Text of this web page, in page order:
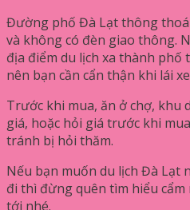
Đường phố Đà Lạt thông
và không có đèn giao thông.
địa điểm du lịch xa thành phố
nên bạn cần cẩn thận khi lái
Trước khi mua, ăn ở chợ, khu
giá, hoặc hỏi giá trước khi
tránh bị hỏi thăm.
Nếu bạn muốn du lịch Đà Lạt
đi thì đừng quên tìm hiểu
tới nhé.